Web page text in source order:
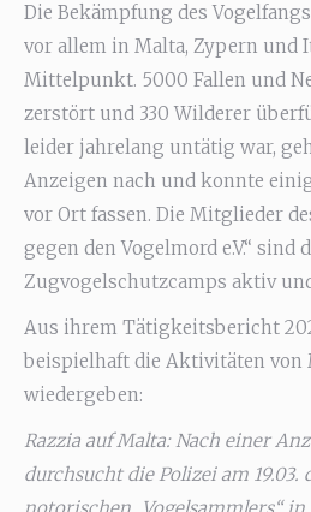
Die Bekämpfung des
vor allem in Malta, Zypern und
Mittelpunkt. 5000 Fallen und
zerstört und 330 Wilderer
leider jahrelang untätig war,
Anzeigen nach und konnte
vor Ort fassen. Die Mitglieder
gegen den Vogelmord e.V.“ sind
Zugvogelschutzcamps aktiv
Aus ihrem Tätigkeitsbericht
beispielhaft die Aktivitäten von
wiedergeben:
Razzia auf Malta: Nach einer
durchsucht die Polizei am 19.03.